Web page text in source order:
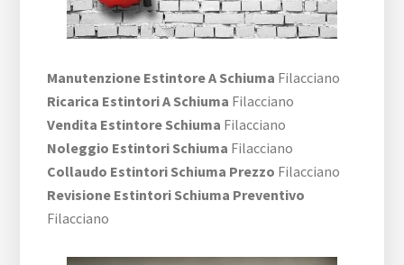
Manutenzione Estintore A Schiuma Filacciano
Ricarica Estintori A Schiuma Filacciano
Vendita Estintore Schiuma Filacciano
Noleggio Estintori Schiuma Filacciano
Collaudo Estintori Schiuma Prezzo Filacciano
Revisione Estintori Schiuma Preventivo
Filacciano